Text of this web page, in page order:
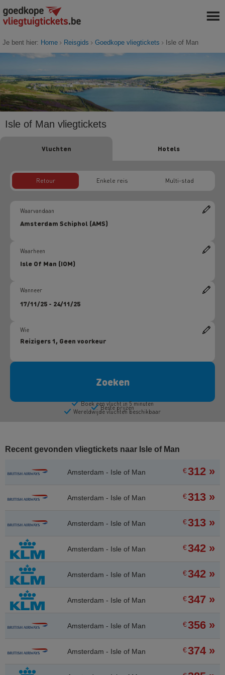
Je bent hier: Home Reisgids Goedkope vliegtickets Isle of Man
Isle of Man vliegtickets
Recent gevonden vliegtickets naar Isle of Man
Amsterdam - Isle of Man €312 »
Amsterdam - Isle of Man €313 »
Amsterdam - Isle of Man €313 »
Amsterdam - Isle of Man €342 »
Amsterdam - Isle of Man €342 »
Amsterdam - Isle of Man €347 »
Amsterdam - Isle of Man €356 »
Amsterdam - Isle of Man €374 »